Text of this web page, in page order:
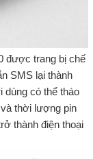
được trang bị chế
SMS lại thành
dùng có thể tháo
thời lượng pin
thành điện thoại